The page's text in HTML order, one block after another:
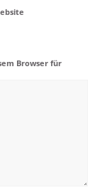
Browser für